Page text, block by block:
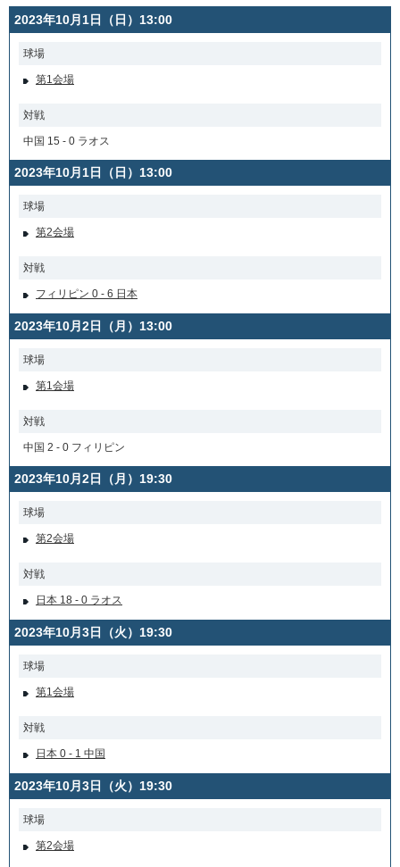
2023年10月1日（日）13:00
球場
第1会場
対戦
中国 15 - 0 ラオス
2023年10月1日（日）13:00
球場
第2会場
対戦
フィリピン 0 - 6 日本
2023年10月2日（月）13:00
球場
第1会場
対戦
中国 2 - 0 フィリピン
2023年10月2日（月）19:30
球場
第2会場
対戦
日本 18 - 0 ラオス
2023年10月3日（火）19:30
球場
第1会場
対戦
日本 0 - 1 中国
2023年10月3日（火）19:30
球場
第2会場